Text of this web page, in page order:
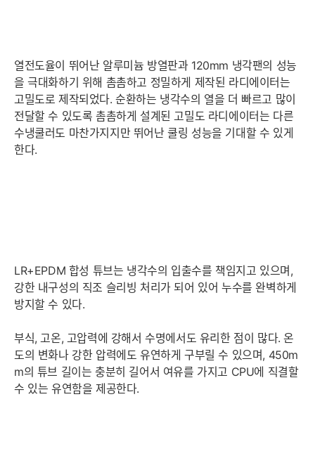
열전도율이 뛰어난 알루미늄 방열판과 120mm 냉각팬의 성능
을 극대화하기 위해 촘촘하고 정밀하게 제작된 라디에이터는
고밀도로 제작되었다. 순환하는 냉각수의 열을 더 빠르고 많이
전달할 수 있도록 촘촘하게 설계된 고밀도 라디에이터는 다른
수냉쿨러도 마찬가지지만 뛰어난 쿨링 성능을 기대할 수 있게
한다.
LR+EPDM 합성 튜브는 냉각수의 입출수를 책임지고 있으며,
강한 내구성의 직조 슬리빙 처리가 되어 있어 누수를 완벽하게
방지할 수 있다.
부식, 고온, 고압력에 강해서 수명에서도 유리한 점이 많다. 온
도의 변화나 강한 압력에도 유연하게 구부릴 수 있으며, 450m
m의 튜브 길이는 충분히 길어서 여유를 가지고 CPU에 직결할
수 있는 유연함을 제공한다.